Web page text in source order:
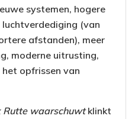
systemen, hogere
(van
afstanden), meer
moderne uitrusting,
opfrissen van
Rutte waarschuwtklinkt